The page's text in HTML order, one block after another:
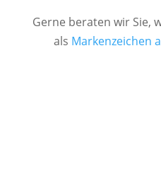
Gerne beraten wir Sie,
als Markenzeichen